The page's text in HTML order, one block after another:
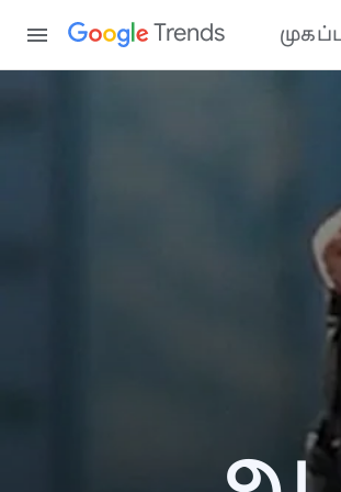
Trends